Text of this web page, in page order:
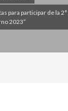
para participar de la
2023”